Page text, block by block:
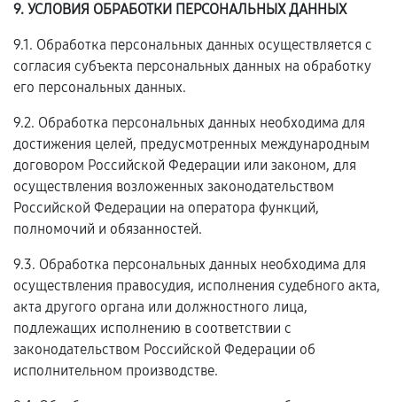
9. УСЛОВИЯ ОБРАБОТКИ ПЕРСОНАЛЬНЫХ ДАННЫХ
9.1. Обработка персональных данных осуществляется с
согласия субъекта персональных данных на обработку
его персональных данных.
9.2. Обработка персональных данных необходима для
достижения целей, предусмотренных международным
договором Российской Федерации или законом, для
осуществления возложенных законодательством
Российской Федерации на оператора функций,
полномочий и обязанностей.
9.3. Обработка персональных данных необходима для
осуществления правосудия, исполнения судебного акта,
акта другого органа или должностного лица,
подлежащих исполнению в соответствии с
законодательством Российской Федерации об
исполнительном производстве.